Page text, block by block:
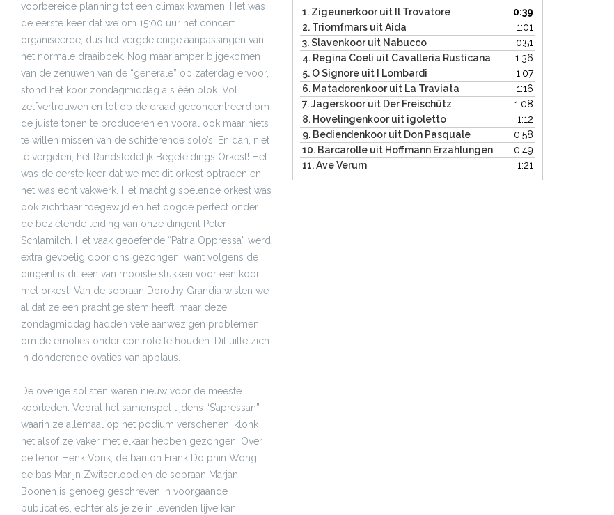
voorbereide planning tot een climax kwamen. Het was
de eerste keer dat we om 15:00 uur het concert
organiseerde, dus het vergde enige aanpassingen van
het normale draaiboek. Nog maar amper bijgekomen
van de zenuwen van de “generale” op zaterdag ervoor,
stond het koor zondagmiddag als één blok. Vol
zelfvertrouwen en tot op de draad geconcentreerd om
de juiste tonen te produceren en vooral ook maar niets
te willen missen van de schitterende solo’s. En dan, niet
te vergeten, het Randstedelijk Begeleidings Orkest! Het
was de eerste keer dat we met dit orkest optraden en
het was echt vakwerk. Het machtig spelende orkest was
ook zichtbaar toegewijd en het oogde perfect onder
de bezielende leiding van onze dirigent Peter
Schlamilch. Het vaak geoefende “Patria Oppressa” werd
extra gevoelig door ons gezongen, want volgens de
dirigent is dit een van mooiste stukken voor een koor
met orkest. Van de sopraan Dorothy Grandia wisten we
al dat ze een prachtige stem heeft, maar deze
zondagmiddag hadden vele aanwezigen problemen
om de emoties onder controle te houden. Dit uitte zich
in donderende ovaties van applaus.
De overige solisten waren nieuw voor de meeste
koorleden. Vooral het samenspel tijdens “S’apressan”,
waarin ze allemaal op het podium verschenen, klonk
het alsof ze vaker met elkaar hebben gezongen. Over
de tenor Henk Vonk, de bariton Frank Dolphin Wong,
de bas Marijn Zwitserlood en de sopraan Marjan
Boonen is genoeg geschreven in voorgaande
publicaties, echter als je ze in levenden lijve kan
om
het
volume
te
verhogen
verlagen.
1. Zigeunerkoor uit Il Trovatore
0:39
2. Triomfmars uit Aida
1:01
3. Slavenkoor uit Nabucco
0:51
4. Regina Coeli uit Cavalleria Rusticana
1:36
5. O Signore uit I Lombardi
1:07
6. Matadorenkoor uit La Traviata
1:16
7. Jagerskoor uit Der Freischütz
1:08
8. Hovelingenkoor uit igoletto
1:12
9. Bediendenkoor uit Don Pasquale
0:58
10. Barcarolle uit Hoffmann Erzahlungen
0:49
11. Ave Verum
1:21